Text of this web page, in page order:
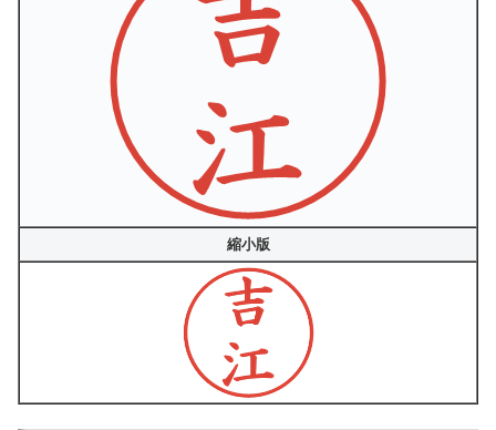
縮小版